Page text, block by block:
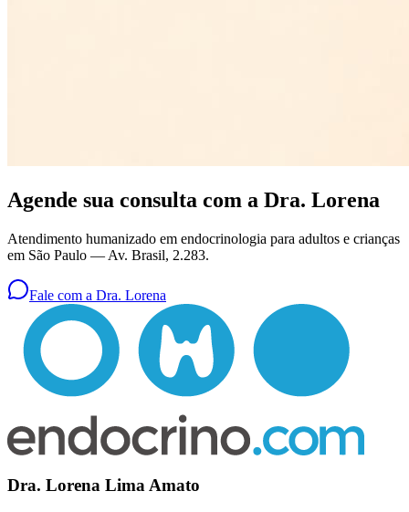
Agende sua consulta com a Dra. Lorena
Atendimento humanizado em endocrinologia para adultos e crianças
em São Paulo — Av. Brasil, 2.283.
Fale com a Dra. Lorena
Dra. Lorena Lima Amato